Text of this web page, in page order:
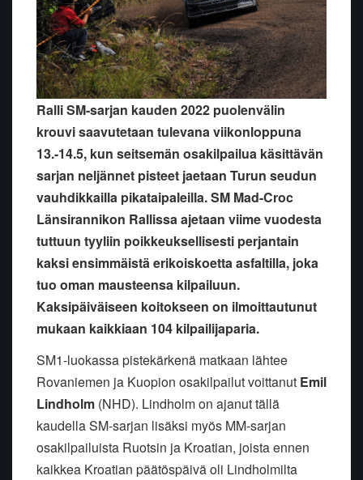
Ralli SM-sarjan kauden 2022 puolenvälin
krouvi saavutetaan tulevana viikonloppuna
13.-14.5, kun seitsemän osakilpailua käsittävän
sarjan neljännet pisteet jaetaan Turun seudun
vauhdikkailla pikataipaleilla. SM Mad-Croc
Länsirannikon Rallissa ajetaan viime vuodesta
tuttuun tyyliin poikkeuksellisesti perjantain
kaksi ensimmäistä erikoiskoetta asfaltilla, joka
tuo oman mausteensa kilpailuun.
Kaksipäiväiseen koitokseen on ilmoittautunut
mukaan kaikkiaan 104 kilpailijaparia.
SM1-luokassa pistekärkenä matkaan lähtee
Rovaniemen ja Kuopion osakilpailut voittanut Emil
Lindholm (NHD). Lindholm on ajanut tällä
kaudella SM-sarjan lisäksi myös MM-sarjan
osakilpailuista Ruotsin ja Kroatian, joista ennen
kaikkea Kroatian päätöspäivä oli Lindholmilta